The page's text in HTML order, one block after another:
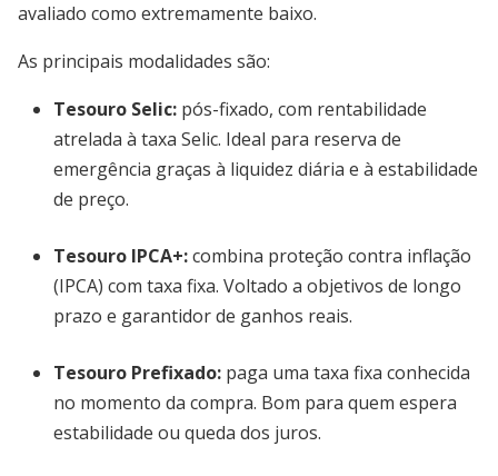
avaliado como extremamente baixo.
As principais modalidades são:
Tesouro Selic: pós-fixado, com rentabilidade
atrelada à taxa Selic. Ideal para reserva de
emergência graças à liquidez diária e à estabilidade
de preço.
Tesouro IPCA+:combina proteção contra inflação
(IPCA) com taxa fixa. Voltado a objetivos de longo
prazo e garantidor de ganhos reais.
Tesouro Prefixado: paga uma taxa fixa conhecida
no momento da compra. Bom para quem espera
estabilidade ou queda dos juros.